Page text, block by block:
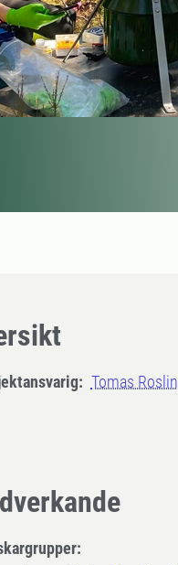
Tomas Roslin